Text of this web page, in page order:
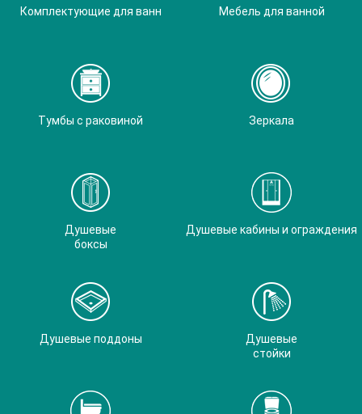
Комплектующие для ванн Мебель для ванной
Тумбы с раковиной Зеркала
Душевые
боксы
Душевые кабины и ограждения
Душевые поддоны
Душевые
стойки